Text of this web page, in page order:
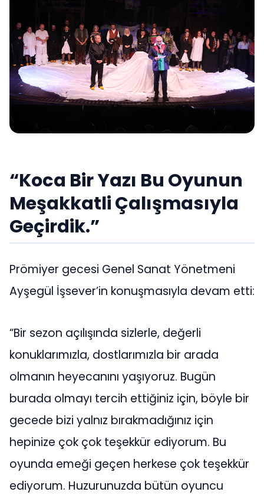
“Koca Bir Yazı Bu Oyunun
Meşakkatli Çalışmasıyla
Geçirdik.”
Prömiyer gecesi Genel Sanat Yönetmeni
Ayşegül İşsever’in konuşmasıyla devam etti:
“Bir sezon açılışında sizlerle, değerli
konuklarımızla, dostlarımızla bir arada
olmanın heyecanını yaşıyoruz. Bugün
burada olmayı tercih ettiğiniz için, böyle bir
gecede bizi yalnız bırakmadığınız için
hepinize çok çok teşekkür ediyorum. Bu
oyunda emeği geçen herkese çok teşekkür
ediyorum. Huzurunuzda bütün oyuncu